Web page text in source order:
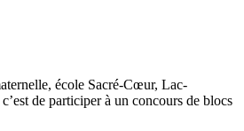
école Sacré-Cœur, Lac-
de participer à un concours de blocs